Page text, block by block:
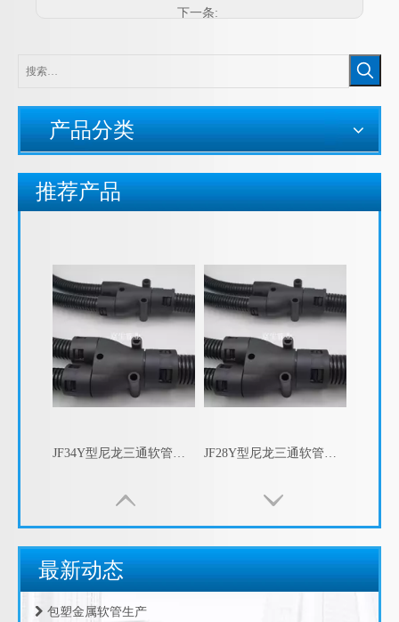
下一条:
产品分类
推荐产品
JF54Y型尼龙三通软管接头， 尼龙Y型三通，Y型三通快速接头 塑料波纹管Y型接头
JF34Y型尼龙三通软管接头， 尼龙Y型三通，Y型三通快速接头 塑料波纹管Y型接头 JF28Y型尼龙三通软管接头， 尼龙Y型三通，Y型三通快速接头 塑料波纹管Y型接头
JF21Y型尼龙三通软管接头， 尼龙Y型三通，Y型三通快速接头 塑料波纹管Y型接头 JF15Y型尼龙三通软管接头， 尼龙Y型三通，Y型三通快速接头 塑料波纹管Y型接头
最新动态
包塑金属软管的制造工艺